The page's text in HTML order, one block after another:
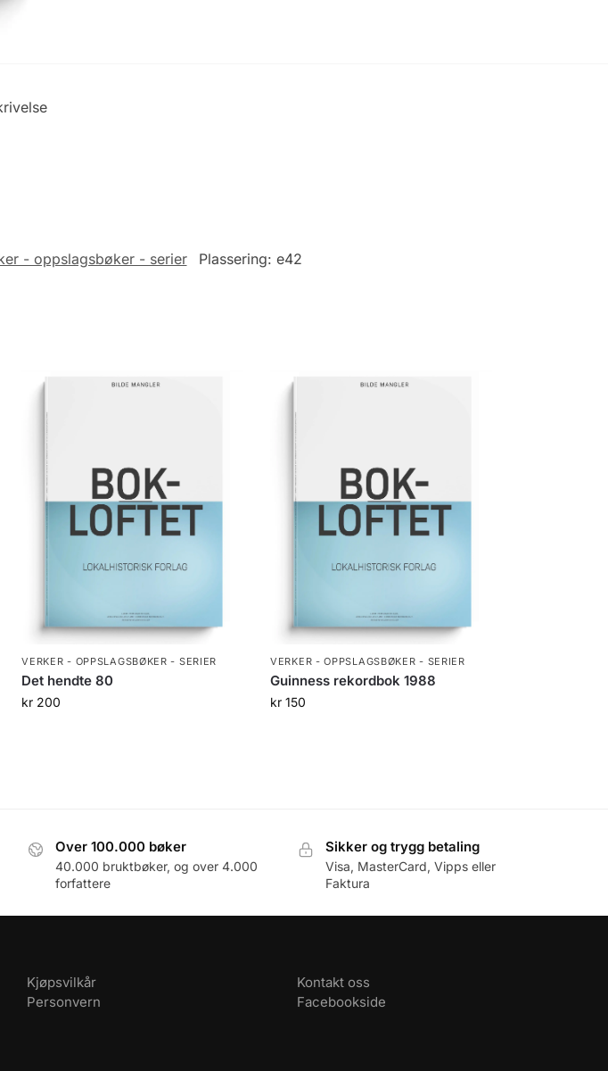
- oppslagsbøker - serier Plassering: e42
VERKER - OPPSLAGSBØKER - SERIER
Det hendte 80
kr 200
VERKER - OPPSLAGSBØKER - SERIER
Guinness rekordbok 1988
kr 150
Over 100.000 bøker
40.000 bruktbøker, og over 4.000
forfattere
Sikker og trygg betaling
Visa, MasterCard, Vipps eller
Faktura
Kjøpsvilkår
Personvern
Kontakt oss
Facebookside